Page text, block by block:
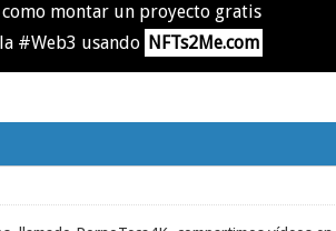
montar un proyecto gratis
#Web3 usando NFTs2Me.com